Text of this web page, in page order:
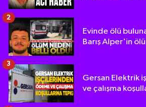
Evinde ölü
Barış Alper'in
2
Gersan Elektrik
ve çalışma
3